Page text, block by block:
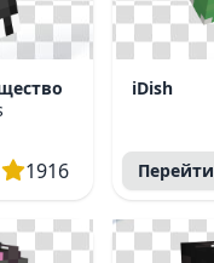
1916
iDish
Перейти